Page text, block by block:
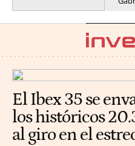
El Ibex 35 se
los históricos
al giro en el